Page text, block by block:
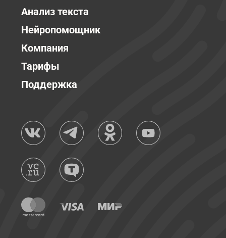
Анализ текста
Нейропомощник
Компания
Тарифы
Поддержка